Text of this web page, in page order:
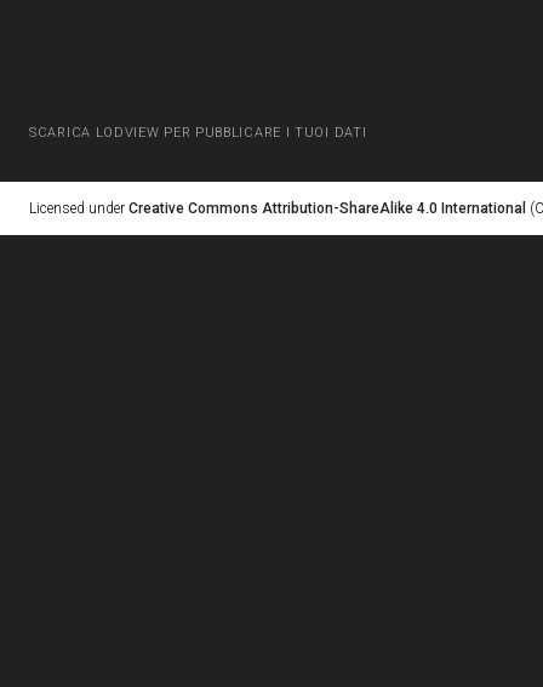
SCARICA LODVIEW PER PUBBLICARE I TUOI DATI
Licensed under Creative Commons Attribution-ShareAlike 4.0 International